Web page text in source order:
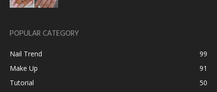
POPULAR CATEGORY
Nail Trend
99
Make Up
91
Tutorial
50